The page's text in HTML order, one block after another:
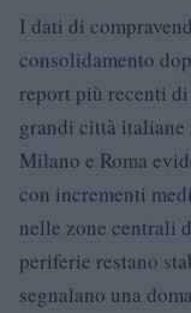
I dati di
consolidamento
report più recenti di
grandi città
Milano e Roma
con incrementi
nelle zone centrali
periferie restano
segnalano una